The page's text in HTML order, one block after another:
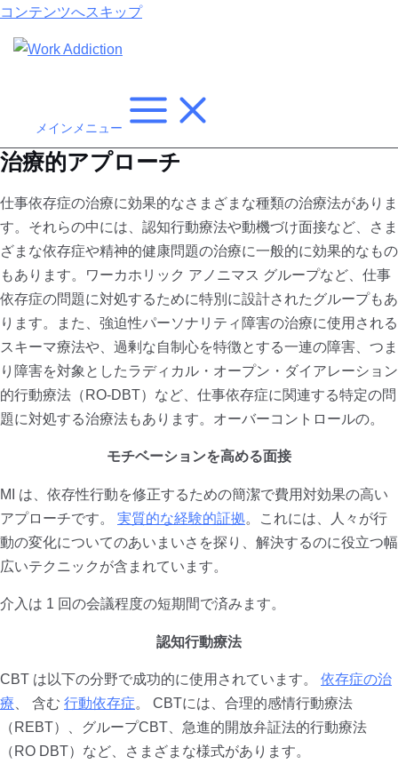
コンテンツへスキップ
メインメニュー
治療的アプローチ
仕事依存症の治療に効果的なさまざまな種類の治療法がありま
す。それらの中には、認知行動療法や動機づけ面接など、さま
ざまな依存症や精神的健康問題の治療に一般的に効果的なもの
もあります。ワーカホリック アノニマス グループなど、仕事
依存症の問題に対処するために特別に設計されたグループもあ
ります。また、強迫性パーソナリティ障害の治療に使用される
スキーマ療法や、過剰な自制心を特徴とする一連の障害、つま
り障害を対象としたラディカル・オープン・ダイアレーション
的行動療法（RO-DBT）など、仕事依存症に関連する特定の問
題に対処する治療法もあります。オーバーコントロールの。
モチベーションを高める面接
MI は、依存性行動を修正するための簡潔で費用対効果の高い
アプローチです。 実質的な経験的証拠。これには、人々が行
動の変化についてのあいまいさを探り、解決するのに役立つ幅
広いテクニックが含まれています。
介入は 1 回の会議程度の短期間で済みます。
認知行動療法
CBT は以下の分野で成功的に使用されています。 依存症の治
療 、 含む 行動依存症。 CBTには、合理的感情行動療法
（REBT）、グループCBT、急進的開放弁証法的行動療法
（RO DBT）など、さまざまな様式があります。